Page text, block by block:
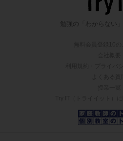
勉強の「わからない